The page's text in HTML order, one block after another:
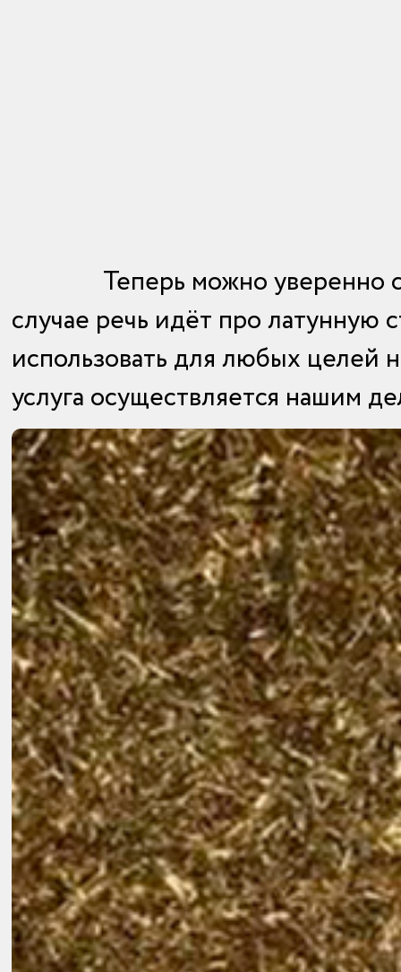
Теперь можно уверенно
случае речь идёт про латунную
использовать для любых целей
услуга осуществляется нашим